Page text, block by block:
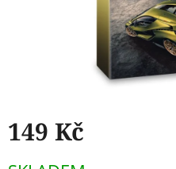
149 Kč